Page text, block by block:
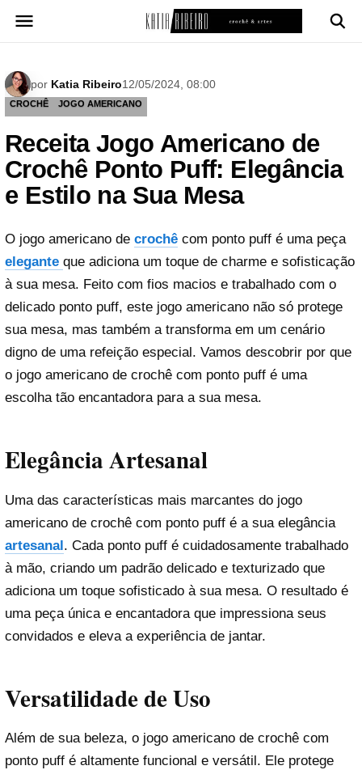
para
por Katia Ribeiro12/05/2024, 08:00
CROCHÊ JOGO AMERICANO
Receita Jogo Americano de
Crochê Ponto Puff: Elegância
e Estilo na Sua Mesa
O jogo americano de crochê com ponto puff é uma peça
elegante que adiciona um toque de charme e sofisticação
à sua mesa. Feito com fios macios e trabalhado com o
delicado ponto puff, este jogo americano não só protege
sua mesa, mas também a transforma em um cenário
digno de uma refeição especial. Vamos descobrir por que
o jogo americano de crochê com ponto puff é uma
escolha tão encantadora para a sua mesa.
Elegância Artesanal
Uma das características mais marcantes do jogo
americano de crochê com ponto puff é a sua elegância
artesanal. Cada ponto puff é cuidadosamente trabalhado
à mão, criando um padrão delicado e texturizado que
adiciona um toque sofisticado à sua mesa. O resultado é
uma peça única e encantadora que impressiona seus
convidados e eleva a experiência de jantar.
Versatilidade de Uso
Além de sua beleza, o jogo americano de crochê com
ponto puff é altamente funcional e versátil. Ele protege